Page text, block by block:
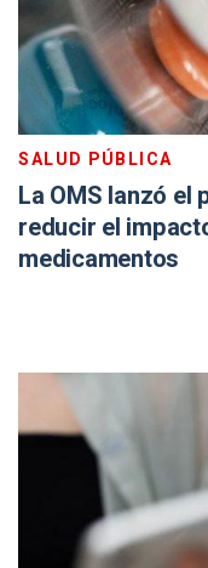
SALUD PÚBLICA
La OMS lanzó el
reducir el
medicamentos